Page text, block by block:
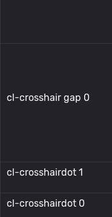
cl-crosshair gap 0
cl-crosshairdot 1
cl-crosshairdot 0